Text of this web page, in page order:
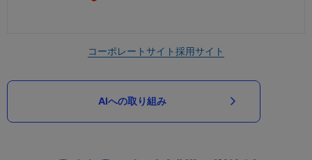
コーポレートサイト採用サイト
AIへの取り組み